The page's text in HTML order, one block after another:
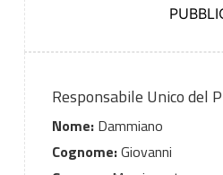
Responsabile Unico del
Nome:Dammiano
Cognome:Giovanni